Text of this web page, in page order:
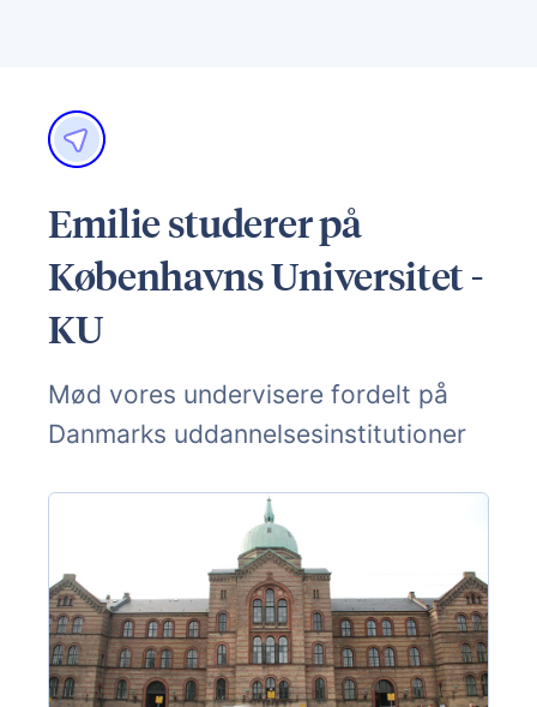
Emilie studerer på
Københavns Universitet -
KU
Mød vores undervisere fordelt på
Danmarks uddannelsesinstitutioner